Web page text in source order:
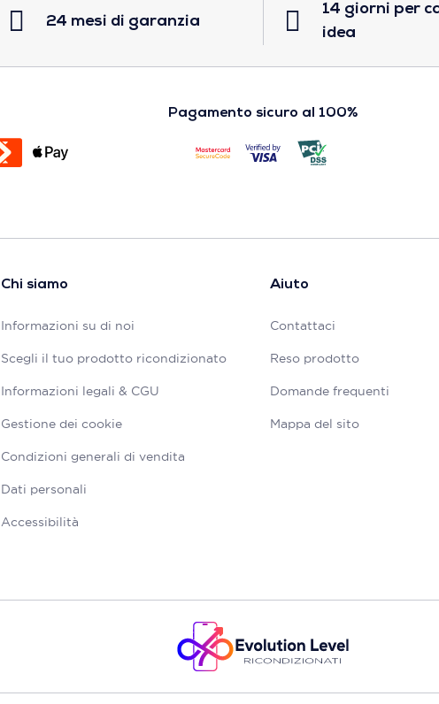
24 mesi di garanzia
14 giorni per
idea
Pagamento sicuro al 100%
Chi siamo
Informazioni su di noi
Scegli il tuo prodotto ricondizionato
Informazioni legali & CGU
Gestione dei cookie
Condizioni generali di vendita
Dati personali
Accessibilità
Aiuto
Contattaci
Reso prodotto
Domande frequenti
Mappa del sito